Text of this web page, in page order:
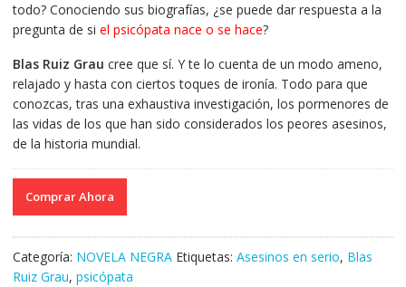
todo? Conociendo sus biografías, ¿se puede dar respuesta a la
pregunta de si el psicópata nace o se hace?
Blas Ruiz Grau cree que sí. Y te lo cuenta de un modo ameno,
relajado y hasta con ciertos toques de ironía. Todo para que
conozcas, tras una exhaustiva investigación, los pormenores de
las vidas de los que han sido considerados los peores asesinos,
de la historia mundial.
Comprar Ahora
Categoría: NOVELA NEGRA Etiquetas: Asesinos en serio, Blas
Ruiz Grau, psicópata